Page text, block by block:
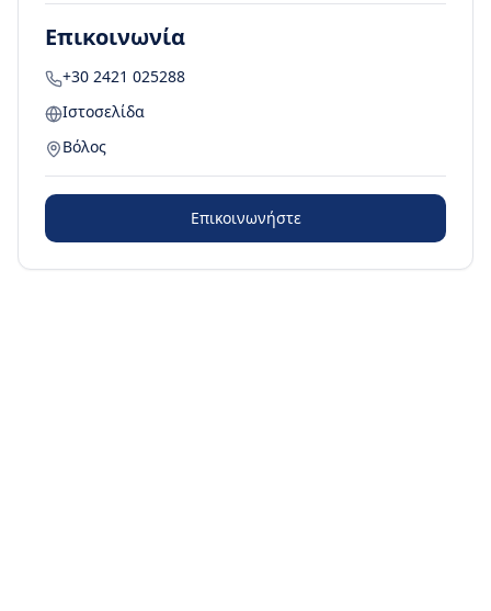
Επικοινωνία
+30 2421 025288
Ιστοσελίδα
Βόλος
Επικοινωνήστε